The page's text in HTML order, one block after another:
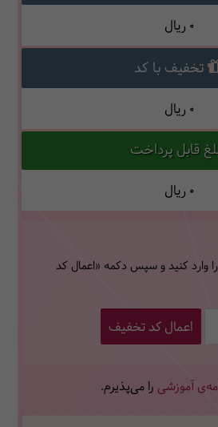
0 ریال
تخفیف با کد
0 ریال
قابل پرداخت
0 ریال
وارد کنید و سپس دکمه «اعمال کد
اعمال کد تخفیف
آموزشی را می‌پذیرم.